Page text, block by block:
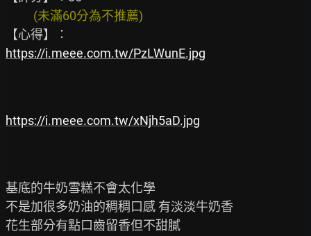
          (未滿60分為不推薦)
https://i.meee.com.tw/PzLWunE.jpg
https://i.meee.com.tw/xNjh5aD.jpg
基底的牛奶雪糕不會太化學
不是加很多奶油的稠稠口感 有淡淡牛奶香
花生部分有點口齒留香但不甜膩